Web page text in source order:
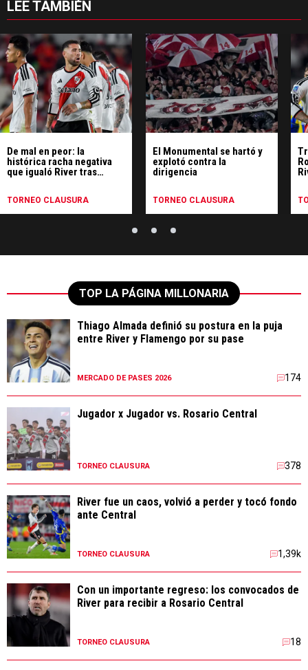
LEE TAMBIÉN
De mal en peor: la
histórica racha negativa
que igualó River tras
TORNEO CLAUSURA
El Monumental se hartó y
explotó contra la
dirigencia
TORNEO CLAUSURA
TOP LA PÁGINA MILLONARIA
Thiago Almada definió su postura en la puja
entre River y Flamengo por su pase
MERCADO DE PASES 2026 174
Jugador x Jugador vs. Rosario Central
TORNEO CLAUSURA 378
River fue un caos, volvió a perder y tocó fondo
ante Central
TORNEO CLAUSURA 1,39k
Con un importante regreso: los convocados de
River para recibir a Rosario Central
TORNEO CLAUSURA 18